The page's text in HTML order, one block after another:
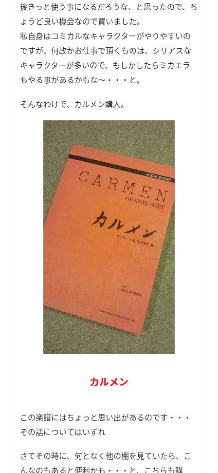
後きっと使う事になるだろうな、と思ったので、ち
ょうど良い機会なので買いました。
私自身はコミカルなキャラクターがやりやすいの
ですが、何故かお仕事で頂くものは、シリアスな
キャラクターが多いので、もしかしたらミカエラ
もやる事があるかもな～・・・と。
そんなわけで、カルメン購入。
カルメン
この楽譜にはちょっと思い出があるのです・・・
その話についてはいずれ
さてその時に、何となく他の棚を見ていたら、こ
んなのもあると便利かも・・・と、こちらも購